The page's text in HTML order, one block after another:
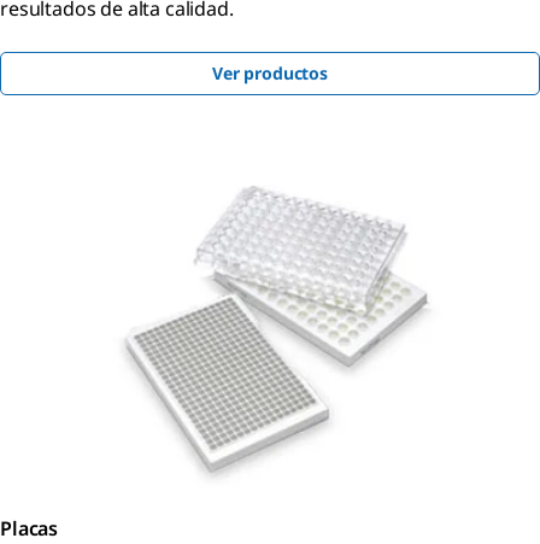
resultados de alta calidad.
Ver productos
Placas